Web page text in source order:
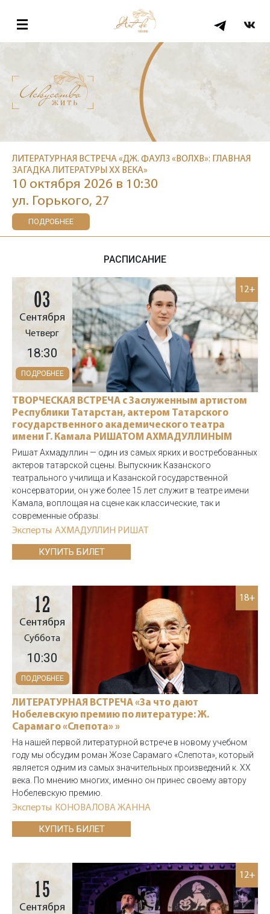
ЛИТЕРАТУРНАЯ ВСТРЕЧА «ДЖ. ФАУЛЗ «ВОЛХВ»: ГЛАВНАЯ
ЗАГАДКА ЛИТЕРАТУРЫ XX ВЕКА»
10 октября 2026 в 10:30
ул. Горького, 27
ПОДРОБНЕЕ
РАСПИСАНИЕ
03
Сентября
Четверг
18:30
ПОДРОБНЕЕ
12+
ТВОРЧЕСКАЯ ВСТРЕЧА с Заслуженным артистом
Республики Татарстан, актером Татарского
государственного академического театра
имени Г. Камала РИШАТОМ АХМАДУЛЛИНЫМ
Ришат Ахмадуллин — один из самых ярких и востребованных
актеров татарской сцены. Выпускник Казанского
театрального училища и Казанской государственной
консерватории, он уже более 15 лет служит в театре имени
Камала, воплощая на сцене как классические, так и
современные образы.
Эксперты АХМАДУЛЛИН РИШАТ
КУПИТЬ БИЛЕТ
12
Сентября
Суббота
10:30
ПОДРОБНЕЕ
18+
ЛИТЕРАТУРНАЯ ВСТРЕЧА «За что дают
Нобелевскую премию по литературе: Ж.
Сарамаго «Слепота» »
На нашей первой литературной встрече в новому учебном
году мы обсудим роман Жозе Сарамаго «Слепота», который
является одним из самых значительных произведений к. XX
века. По мнению многих, именно он принес своему автору
Нобелевскую премию.
Эксперты КОНОВАЛОВА ЖАННА
КУПИТЬ БИЛЕТ
15
Сентября
12+